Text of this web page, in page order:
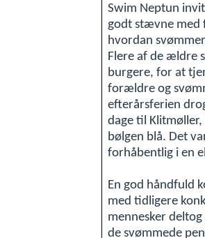
Swim Neptun
godt stævne med
hvordan
Flere af de ældre
burgere, for at
forældre og
efterårsferien
dage til
bølgen blå. Det
forhåbentlig i en
En god håndfuld
med tidligere
mennesker
de svømmede